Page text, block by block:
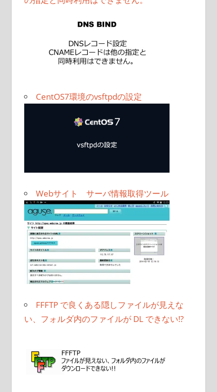
CentOS7環境のvsftpdの設定
Webサイト サーバ情報取得ツール
FFFTP で良くある隠しファイルが見えな
い、フォルダ内のファイルが DL できない!?